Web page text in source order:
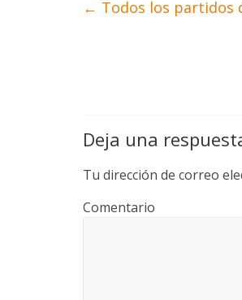
← Todos los partidos
Deja una
Tu dirección de correo
Comentario